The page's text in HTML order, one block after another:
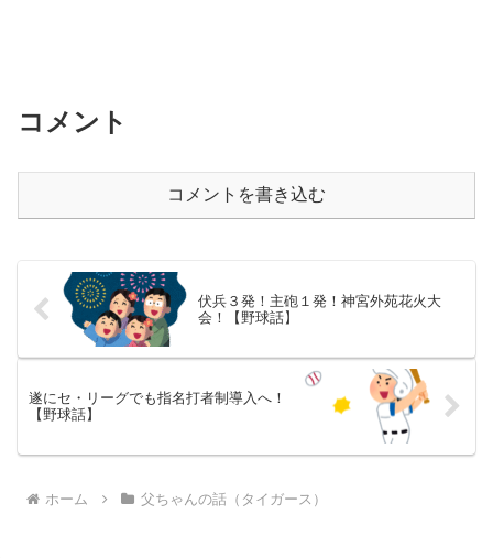
コメント
コメントを書き込む
伏兵３発！主砲１発！神宮外苑花火大
会！【野球話】
遂にセ・リーグでも指名打者制導入へ！
【野球話】
ホーム 父ちゃんの話（タイガース）